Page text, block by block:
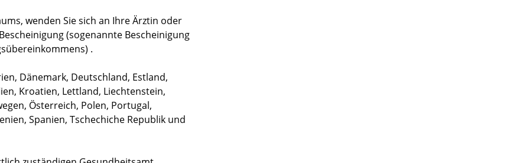
wenden Sie sich an Ihre Ärztin oder
(sogenannte Bescheinigung
.
Dänemark, Deutschland, Estland,
Kroatien, Lettland, Liechtenstein,
Österreich, Polen, Portugal,
Spanien, Tschechiche Republik und